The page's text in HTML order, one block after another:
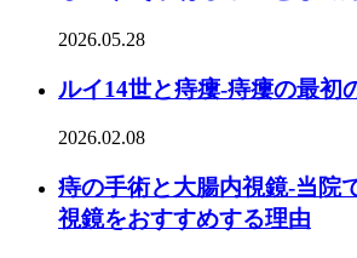
2026.05.28
ルイ14世と痔瘻-痔瘻の最初
2026.02.08
痔の手術と大腸内視鏡-当院
視鏡をおすすめする理由